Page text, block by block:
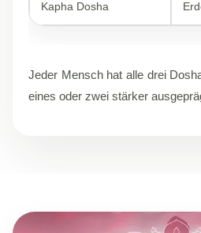
Kapha Dosha
Jeder Mensch hat alle drei
eines oder zwei stärker